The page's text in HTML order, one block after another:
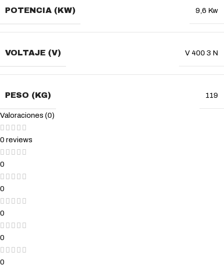
POTENCIA (KW) 9,6 Kw
VOLTAJE (V) V 400 3 N
PESO (KG) 119
Valoraciones (0)
0 reviews
0
0
0
0
0